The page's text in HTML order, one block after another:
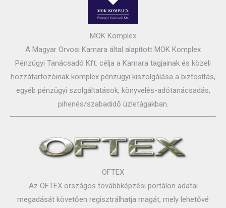
MOK Komplex
A Magyar Orvosi Kamara által alapított MOK Komplex
Pénzügyi Tanácsadó Kft. célja a Kamara tagjainak és közeli
hozzátartozóinak komplex pénzügyi kiszolgálása a biztosítás,
egyéb pénzügyi szolgáltatások, könyvelés-adótanácsadás,
pihenés/szabadidő üzletágakban.
OFTEX
Az OFTEX országos továbbképzési portálon adatai
megadását követően regisztrálhatja magát, mely lehetővé